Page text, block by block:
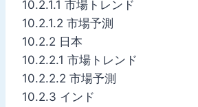
10.2.1.1 市場トレンド
10.2.1.2 市場予測
10.2.2 日本
10.2.2.1 市場トレンド
10.2.2.2 市場予測
10.2.3 インド